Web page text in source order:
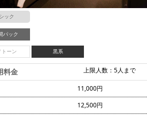
ック
パック
トーン 黒系
上限人数：5人まで
料金
11,000円
12,500円